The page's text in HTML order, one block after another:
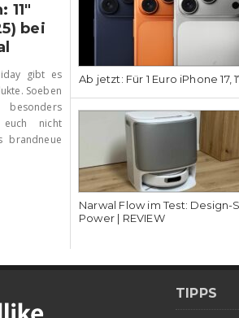
bei
gibt es
Soeben
nicht
brandneue
Ab jetzt: Für 1 Euro iPhone
Narwal Flow im Test:
Power | REVIEW
TIPPS